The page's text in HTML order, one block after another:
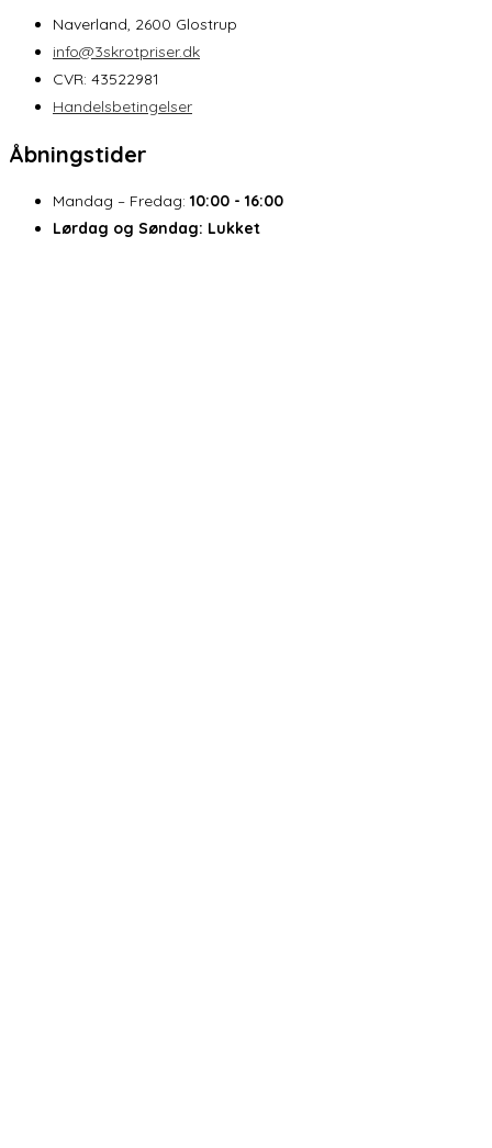
Naverland, 2600 Glostrup
info@3skrotpriser.dk
CVR: 43522981
Handelsbetingelser
Åbningstider
Mandag – Fredag: 10:00 - 16:00
Lørdag og Søndag: Lukket